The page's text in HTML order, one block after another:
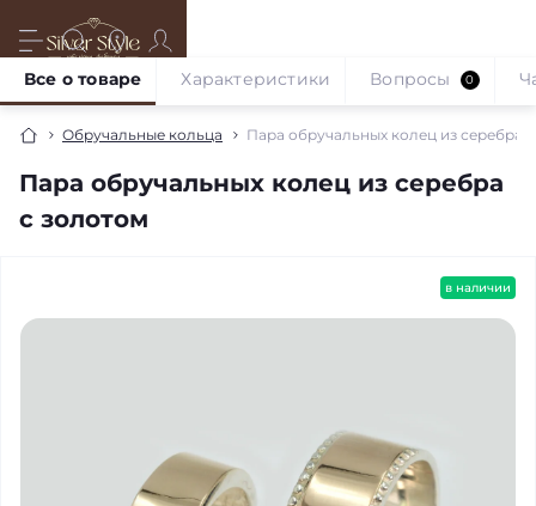
Обручальные кольца Пара обручальных колец из серебра
Пара обручальных колец из серебра
с золотом
Все о товаре Характеристики Вопросы 0
в наличии